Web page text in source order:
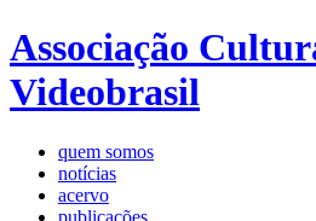
Associação
Videobrasil
quem somos
notícias
acervo
publicações